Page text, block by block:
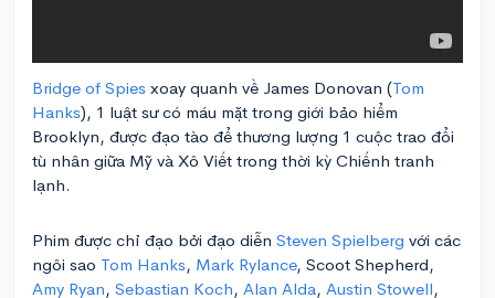
Bridge of Spies xoay quanh về James Donovan (Tom
Hanks), 1 luật sư có máu mặt trong giới bảo hiểm
Brooklyn, được đạo tào để thương lượng 1 cuộc trao đổi
tù nhân giữa Mỹ và Xô Viết trong thời kỳ Chiếnh tranh
lạnh.
Phim được chỉ đạo bởi đạo diễn Steven Spielberg với các
ngôi sao Tom Hanks, Mark Rylance, Scoot Shepherd,
Amy Ryan, Sebastian Koch, Alan Alda, Austin Stowell,